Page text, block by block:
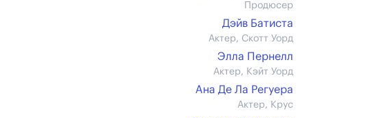
Продюсер
Дэйв Батиста
Актер, Скотт Уорд
Элла Пернелл
Актер, Кэйт Уорд
Ана Де Ла Регуера
Актер, Крус